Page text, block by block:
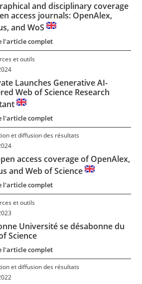
and disciplinary coverage
access journals: OpenAlex,
and WoS
l'article complet
et outils
Launches Generative AI-
Web of Science Research
l'article complet
et diffusion des résultats
access coverage of OpenAlex,
and Web of Science
l'article complet
et outils
Université se désabonne du
Science
l'article complet
et diffusion des résultats